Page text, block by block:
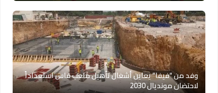
وفد من “فيفا” يعاين أشغال تأهيل ملعب فاس استعداداً
لاحتضان مونديال 2030